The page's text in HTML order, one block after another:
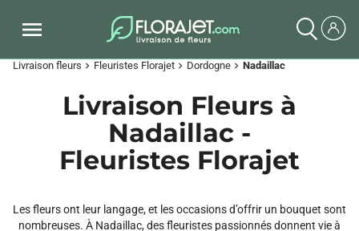
Livraison fleurs chevron_right Fleuristes Florajet chevron_right Dordogne chevron_right Nadaillac
Livraison Fleurs à
Nadaillac -
Fleuristes Florajet
Les fleurs ont leur langage, et les occasions d’offrir un bouquet sont
nombreuses. À Nadaillac, des fleuristes passionnés donnent vie à